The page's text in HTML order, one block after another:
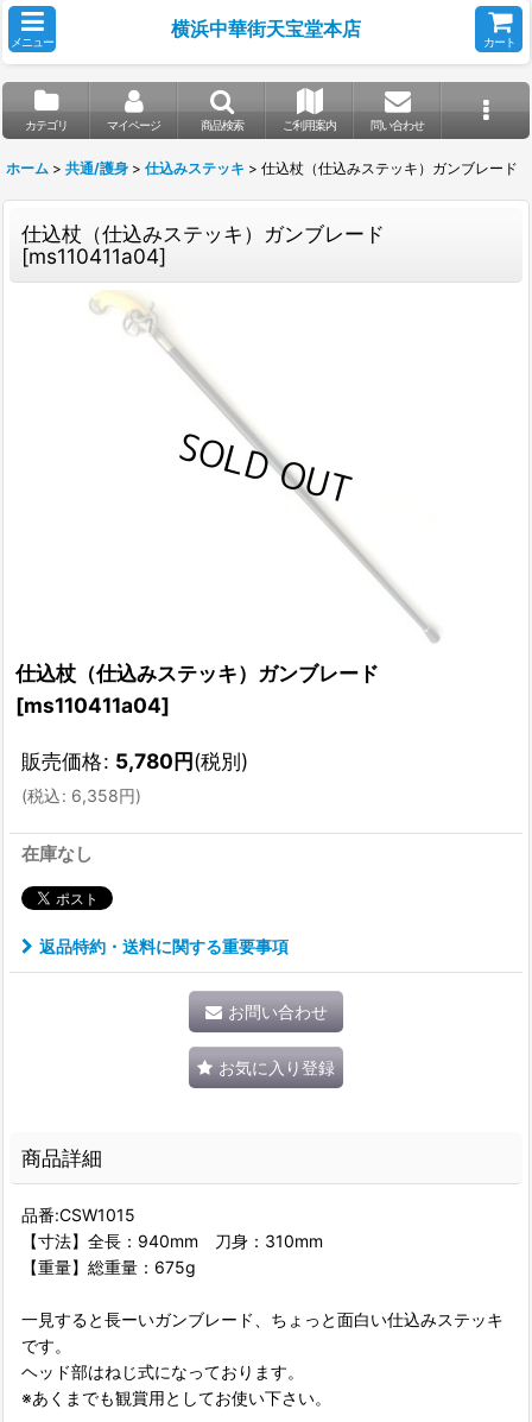
メニュー
横浜中華街天宝堂本店
カート
カテゴリ マイページ 商品検索 ご利用案内 問い合わせ
ホーム > 共通/護身 > 仕込みステッキ > 仕込杖（仕込みステッキ）ガンブレード
仕込杖（仕込みステッキ）ガンブレード
[ms110411a04]
仕込杖（仕込みステッキ）ガンブレード
[ms110411a04]
販売価格: 5,780円(税別)
(税込: 6,358円)
在庫なし
返品特約・送料に関する重要事項
お問い合わせ
お気に入り登録
商品詳細
品番:CSW1015
【寸法】全長：940mm 刀身：310mm
【重量】総重量：675g
一見すると長ーいガンブレード、ちょっと面白い仕込みステッキ
です。
ヘッド部はねじ式になっております。
※あくまでも観賞用としてお使い下さい。